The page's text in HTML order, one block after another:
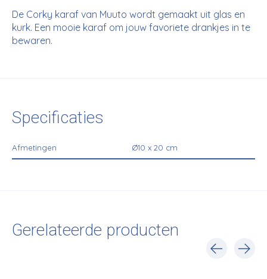
De Corky karaf van Muuto wordt gemaakt uit glas en
kurk. Een mooie karaf om jouw favoriete drankjes in te
bewaren.
Specificaties
Afmetingen Ø10 x 20 cm
Gerelateerde producten